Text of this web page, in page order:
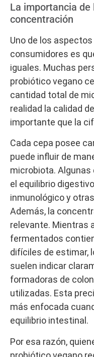
La importancia de
concentración
Uno de los
consumidores es
iguales. Muchas
probiótico vegano
cantidad total de
realidad la calidad
importante que la
Cada cepa posee
puede influir de
microbiota.
el equilibrio
inmunológico y
Además, la
relevante. Mientras
fermentados
difíciles de estimar,
suelen indicar
formadoras de
utilizadas. Esta
más enfocada
equilibrio intestinal.
Por esa razón,